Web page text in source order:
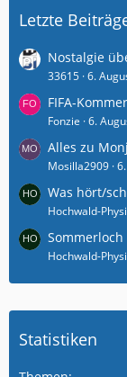
Letzte
Nostalgie
33615 6.
FIFA-
Fonzie 6.
Alles zu
Mosilla2909
Was hört/
Hochwald-
Sommerloch
Hochwald-
Statistiken